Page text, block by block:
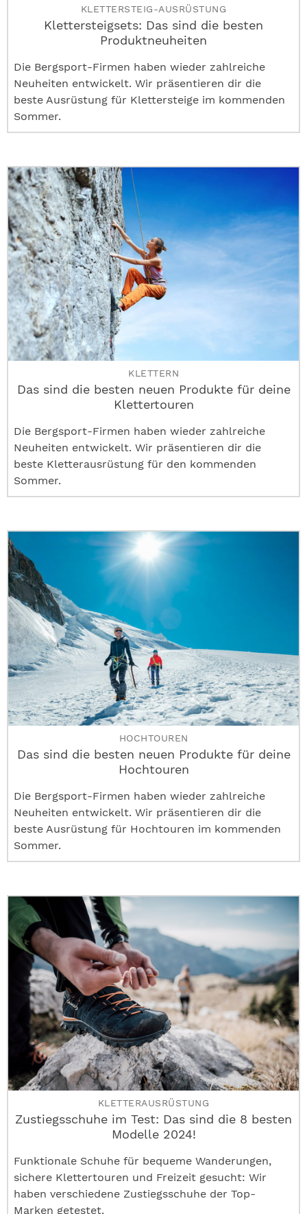
KLETTERSTEIG-AUSRÜSTUNG
Klettersteigsets: Das sind die besten
Produktneuheiten
Die Bergsport-Firmen haben wieder zahlreiche
Neuheiten entwickelt. Wir präsentieren dir die
beste Ausrüstung für Klettersteige im kommenden
Sommer.
KLETTERN
Das sind die besten neuen Produkte für deine
Klettertouren
Die Bergsport-Firmen haben wieder zahlreiche
Neuheiten entwickelt. Wir präsentieren dir die
beste Kletterausrüstung für den kommenden
Sommer.
HOCHTOUREN
Das sind die besten neuen Produkte für deine
Hochtouren
Die Bergsport-Firmen haben wieder zahlreiche
Neuheiten entwickelt. Wir präsentieren dir die
beste Ausrüstung für Hochtouren im kommenden
Sommer.
KLETTERAUSRÜSTUNG
Zustiegsschuhe im Test: Das sind die 8 besten
Modelle 2024!
Funktionale Schuhe für bequeme Wanderungen,
sichere Klettertouren und Freizeit gesucht: Wir
haben verschiedene Zustiegsschuhe der Top-
Marken getestet.